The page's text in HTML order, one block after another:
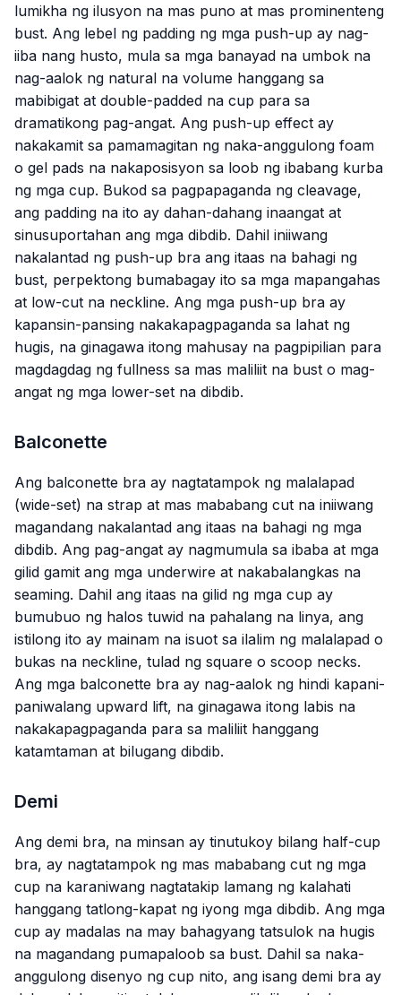
lumikha ng ilusyon na mas puno at mas prominenteng
bust. Ang lebel ng padding ng mga push-up ay nag-
iiba nang husto, mula sa mga banayad na umbok na
nag-aalok ng natural na volume hanggang sa
mabibigat at double-padded na cup para sa
dramatikong pag-angat. Ang push-up effect ay
nakakamit sa pamamagitan ng naka-anggulong foam
o gel pads na nakaposisyon sa loob ng ibabang kurba
ng mga cup. Bukod sa pagpapaganda ng cleavage,
ang padding na ito ay dahan-dahang inaangat at
sinusuportahan ang mga dibdib. Dahil iniiwang
nakalantad ng push-up bra ang itaas na bahagi ng
bust, perpektong bumabagay ito sa mga mapangahas
at low-cut na neckline. Ang mga push-up bra ay
kapansin-pansing nakakapagpaganda sa lahat ng
hugis, na ginagawa itong mahusay na pagpipilian para
magdagdag ng fullness sa mas maliliit na bust o mag-
angat ng mga lower-set na dibdib.
Balconette
Ang balconette bra ay nagtatampok ng malalapad
(wide-set) na strap at mas mababang cut na iniiwang
magandang nakalantad ang itaas na bahagi ng mga
dibdib. Ang pag-angat ay nagmumula sa ibaba at mga
gilid gamit ang mga underwire at nakabalangkas na
seaming. Dahil ang itaas na gilid ng mga cup ay
bumubuo ng halos tuwid na pahalang na linya, ang
istilong ito ay mainam na isuot sa ilalim ng malalapad o
bukas na neckline, tulad ng square o scoop necks.
Ang mga balconette bra ay nag-aalok ng hindi kapani-
paniwalang upward lift, na ginagawa itong labis na
nakakapagpaganda para sa maliliit hanggang
katamtaman at bilugang dibdib.
Demi
Ang demi bra, na minsan ay tinutukoy bilang half-cup
bra, ay nagtatampok ng mas mababang cut ng mga
cup na karaniwang nagtatakip lamang ng kalahati
hanggang tatlong-kapat ng iyong mga dibdib. Ang mga
cup ay madalas na may bahagyang tatsulok na hugis
na magandang pumapaloob sa bust. Dahil sa naka-
anggulong disenyo ng cup nito, ang isang demi bra ay